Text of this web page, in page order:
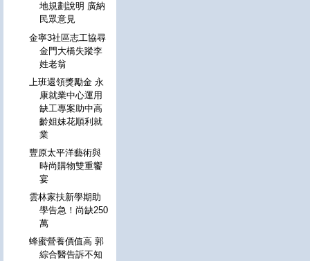
地規劃說明 廣納
民眾意見
金寧3社區志工協尋
金門大橋失蹤李
姓老翁
上班還領獎勵金 永
康就業中心運用
缺工專案助中高
齡姐妹花順利就
業
豐原太平洋藝術與
時尚購物雙重饗
宴
雲林家扶新學期助
學告急！尚缺250
萬
蜂蜜營養價值高 郭
綜合醫告訴不知